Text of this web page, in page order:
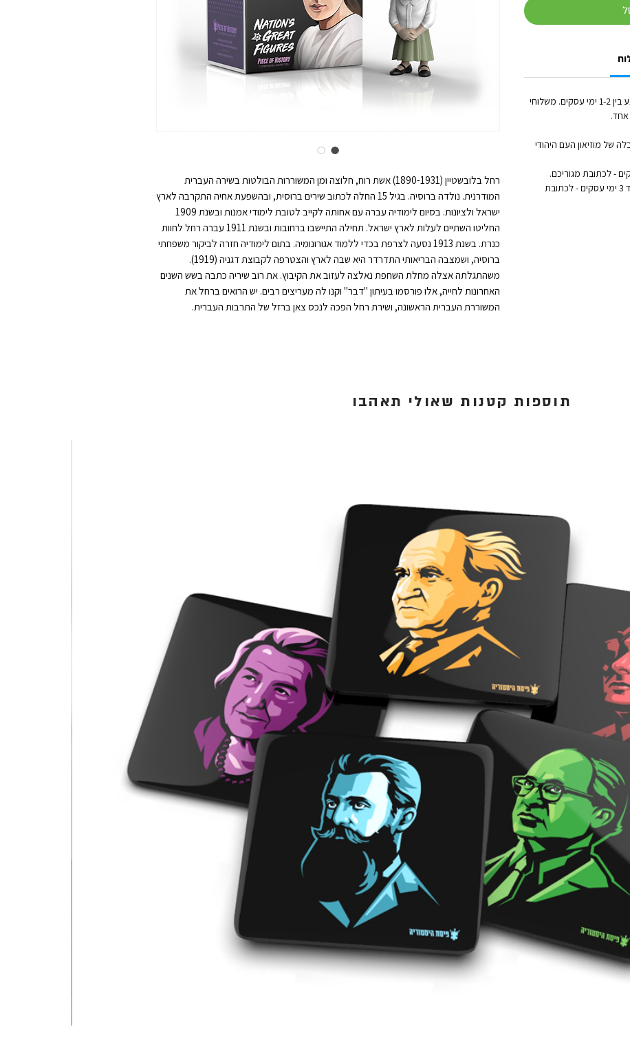
רחל בלובשטיין (1890-1931) אשת רוח, חלוצה ומן המשוררות הבולטות בשירה העברית
המודרנית. נולדה ברוסיה. בגיל 15 החלה לכתוב שירים ברוסית, ובהשפעת אחיה התקרבה לארץ
ישראל ולציונות. בסיום לימודיה עברה עם אחותה לקייב לטובת לימודי אמנות ובשנת 1909
החליטו השתיים לעלות לארץ ישראל. תחילה התיישבו ברחובות ובשנת 1911 עברה רחל לחוות
כנרת. בשנת 1913 נסעה לצרפת בכדי ללמוד אגורונומיה. בתום לימודיה חזרה לביקור משפחתי
ברוסיה, ושמצבה הבריאותי התדרדר היא שבה לארץ והצטרפה לקבוצת דגניה (1919).
משהתגלתה אצלה מחלת השחפת נאלצה לעזוב את הקיבוץ. את רוב שיריה כתבה בשש השנים
האחרונות לחייה, אלו פורסמו בעיתון "דבר" וקנו לה מעריצים רבים. יש הרואים ברחל את
המשוררת העברית הראשונה, ושירת רחל הפכה לנכס צאן ברזל של התרבות העברית.
זמן הטיפול בכל הזמנה (לפני השילוח) נע בין 1-2 ימי עסקים. משלוחי
אחד.
של מוזיאון העם היהודי
3. אקספרס לדלת הבית: נמסר תוך 1 עד 3 ימי עסקים - לכתובת
תוספות קטנות שאולי תאהבו